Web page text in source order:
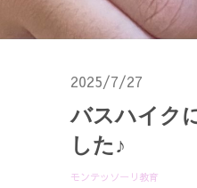
2025/7/27
バスハイク
した♪
モンテッソーリ教育